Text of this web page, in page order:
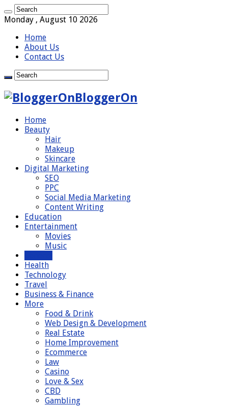
Monday , August 10 2026
Home
About Us
Contact Us
BloggerOn
Home
Beauty
Hair
Makeup
Skincare
Digital Marketing
SEO
PPC
Social Media Marketing
Content Writing
Education
Entertainment
Movies
Music
Health
Technology
Travel
Business & Finance
More
Food & Drink
Web Design & Development
Real Estate
Home Improvement
Ecommerce
Law
Casino
Love & Sex
CBD
Gambling